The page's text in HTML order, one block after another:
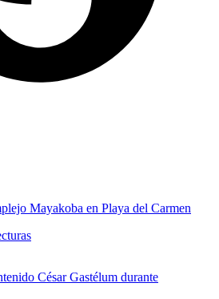
Mayakoba en Playa del Carmen
César Gastélum durante